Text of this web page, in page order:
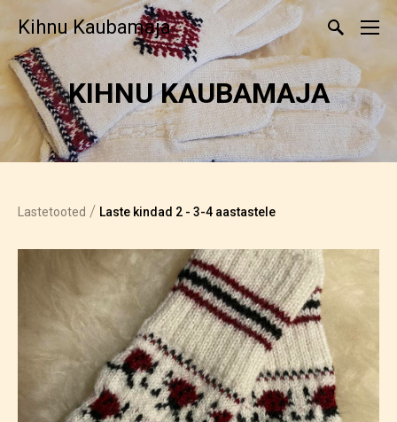
Kihnu Kaubamaja
KIHNU KAUBAMAJA
Lastetooted / Laste kindad 2 - 3-4 aastastele